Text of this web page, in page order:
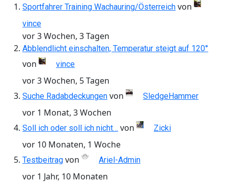
Sportfahrer Training Wachauring/Österreich von
vince
vor 3 Wochen, 3 Tagen
Abblendlicht einschalten, Temperatur steigt auf 120°
von vince
vor 3 Wochen, 5 Tagen
Suche Radabdeckungen von SledgeHammer
vor 1 Monat, 3 Wochen
Soll ich oder soll ich nicht… von Zicki
vor 10 Monaten, 1 Woche
Testbeitrag von Ariel-Admin
vor 1 Jahr, 10 Monaten